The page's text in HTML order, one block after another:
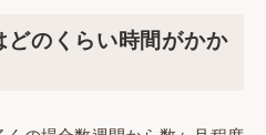
のくらい時間がかか